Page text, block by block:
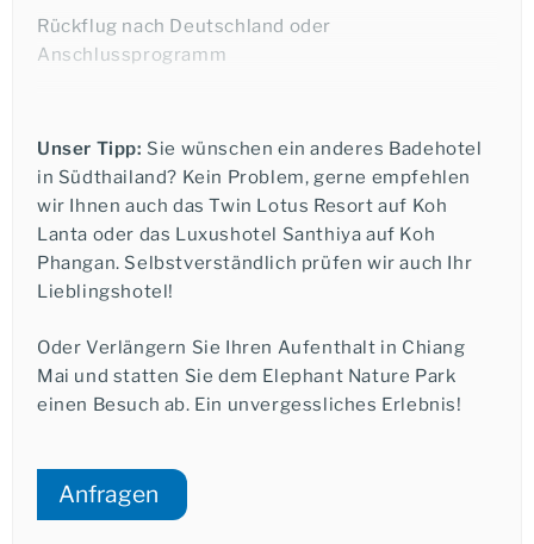
Rückflug nach Deutschland oder
Anschlussprogramm
Unser Tipp: Sie wünschen ein anderes Badehotel
in Südthailand? Kein Problem, gerne empfehlen
wir Ihnen auch das Twin Lotus Resort auf Koh
Lanta oder das Luxushotel Santhiya auf Koh
Phangan. Selbstverständlich prüfen wir auch Ihr
Lieblingshotel!
Oder Verlängern Sie Ihren Aufenthalt in Chiang
Mai und statten Sie dem Elephant Nature Park
einen Besuch ab. Ein unvergessliches Erlebnis!
Anfragen
Ich möchte eine telefonische Beratung.
★★★ ★★★★
Janine Klein
+49-6021-5825876